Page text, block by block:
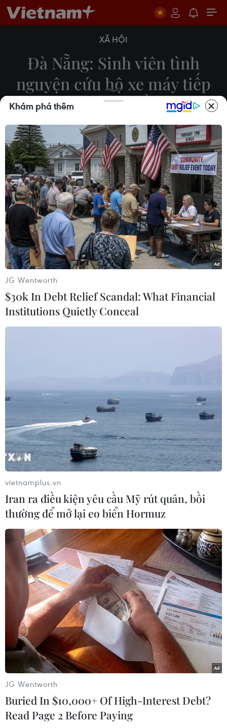
XÃ HỘI
Đà Nẵng: Sinh viên tình
nguyện cứu hộ xe máy tiếp
sức cho dân về quê
07/10/2021 11:00
Trong 5 ngày đêm từ 2-6/10, đội SOS của trường
Đại học Đông Á Đà Nẵng đã hỗ trợ sửa chữa,
kiểm tra cho gần 400 xe máy để đảm bảo an toàn
cho người dân khi tiếp tục di chuyển trên đường về
quê.
Sinh viên tình nguyện trong đội SOS của trường Đại học Đông
Á Đà Nẵng sửa chữa xe miễn phí cho người dân trên đèo Hải
Vân. (Ảnh: TTXVN phát)
Sinh viên tình nguyện trong đội SOS của trường Đại học Đông Á
Đà Nẵng sửa chữa xe miễn phí cho người dân các tỉnh, thành
trên đường trở về nhà khi đi qua thành phố Đà Nẵng. (Ảnh:
TTXVN phát)
Khám phá thêm
JG Wentworth
$30k In Debt Relief Scandal: What Financial
Institutions Quietly Conceal
vietnamplus.vn
Iran ra điều kiện yêu cầu Mỹ rút quân, bồi
thường để mở lại eo biển Hormuz
JG Wentworth
Buried In $10,000+ Of High-Interest Debt?
Read Page 2 Before Paying